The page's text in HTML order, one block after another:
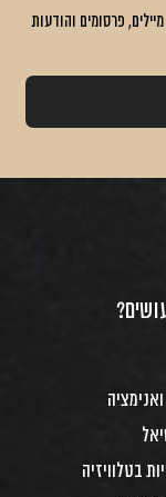
פרסומים והודעות
בטלוויזיה